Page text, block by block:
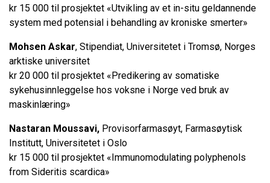
kr 15 000 til prosjektet «Utvikling av et in-situ geldannende
system med potensial i behandling av kroniske smerter»
Mohsen Askar, Stipendiat, Universitetet i Tromsø, Norges
arktiske universitet
kr 20 000 til prosjektet «Predikering av somatiske
sykehusinnleggelse hos voksne i Norge ved bruk av
maskinlæring»
Nastaran Moussavi, Provisorfarmasøyt, Farmasøytisk
Institutt, Universitetet i Oslo
kr 15 000 til prosjektet «Immunomodulating polyphenols
from Sideritis scardica»